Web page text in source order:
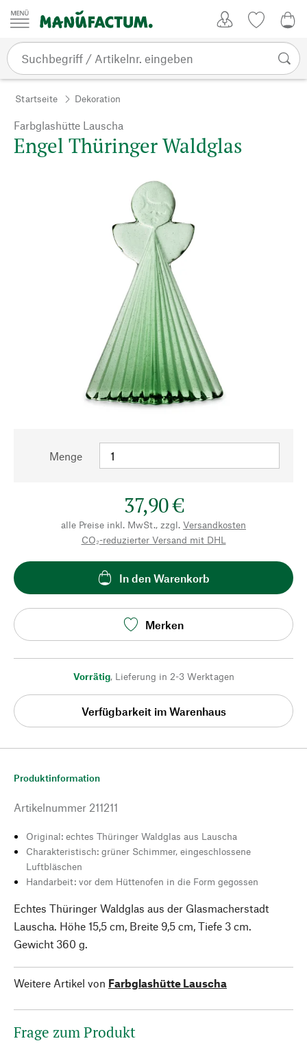
Zum Inhalt springen
Startseite Dekoration
Farbglashütte Lauscha
Engel Thüringer Waldglas
Menge
37,90 €
alle Preise inkl. MwSt., zzgl. Versandkosten
CO₂-reduzierter Versand mit DHL
In den Warenkorb
Merken
Vorrätig, Lieferung in 2-3 Werktagen
Verfügbarkeit im Warenhaus
Produktinformation
Artikelnummer 211211
Original: echtes Thüringer Waldglas aus Lauscha
Charakteristisch: grüner Schimmer, eingeschlossene
Luftbläschen
Handarbeit: vor dem Hüttenofen in die Form gegossen
Echtes Thüringer Waldglas aus der Glasmacherstadt
Lauscha. Höhe 15,5 cm, Breite 9,5 cm, Tiefe 3 cm.
Gewicht 360 g.
Weitere Artikel von Farbglashütte Lauscha
Frage zum Produkt